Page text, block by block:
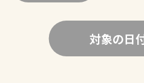
対象の日